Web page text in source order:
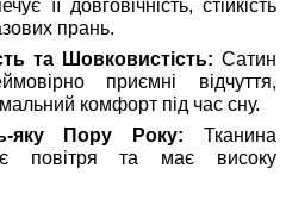
її довговічність, стійкість
прань.
та Шовковистість: Сатин
приємні відчуття,
комфорт під час сну.
яку Пору Року: Тканина
повітря та має високу